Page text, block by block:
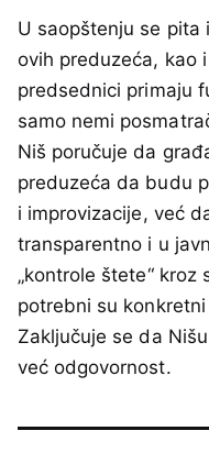
U saopštenju se
ovih preduzeća, kao
predsednici primaju
samo nemi
Niš poručuje da
preduzeća da budu
i improvizacije, već
transparentno i u
„kontrole štete“ kroz
potrebni su
Zaključuje se da
već odgovornost.